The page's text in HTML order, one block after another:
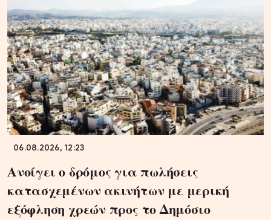
06.08.2026, 12:23
Ανοίγει ο δρόμος για πωλήσεις
κατασχεμένων ακινήτων με μερική
εξόφληση χρεών προς το Δημόσιο